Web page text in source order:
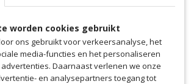
worden cookies gebruikt
ons gebruikt voor verkeersanalyse, het
media-functies en het personaliseren
Daarnaast verlenen we onze
en analysepartners toegang tot